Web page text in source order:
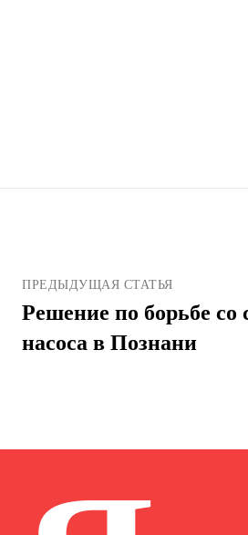
ПРЕДЫДУЩАЯ СТАТЬЯ
Решение по борьбе со
насоса в Познани